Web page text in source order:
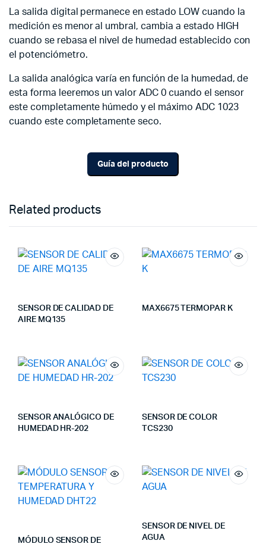
La salida digital permanece en estado LOW cuando la
medición es menor al umbral, cambia a estado HIGH
cuando se rebasa el nivel de humedad establecido con
el potenciómetro.
La salida analógica varía en función de la humedad, de
esta forma leeremos un valor ADC 0 cuando el sensor
este completamente húmedo y el máximo ADC 1023
cuando este completamente seco.
Guía del producto
Related products
SENSOR DE CALIDAD DE
AIRE MQ135
MAX6675 TERMOPAR K
SENSOR ANALÓGICO DE
HUMEDAD HR-202
SENSOR DE COLOR
TCS230
MÓDULO SENSOR DE
SENSOR DE NIVEL DE
AGUA